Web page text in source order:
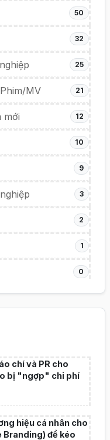
50
32
25
MV 21
mới 12
10
9
3
2
1
0
chí và PR cho
bị "ngợp" chi phí
hiệu cá nhân cho
Branding) để kéo